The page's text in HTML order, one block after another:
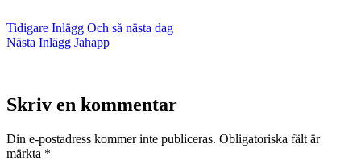
Tidigare Inlägg Och så nästa dag
Nästa Inlägg Jahapp
Skriv en kommentar
Din e-postadress kommer inte publiceras. Obligatoriska fält är
märkta *